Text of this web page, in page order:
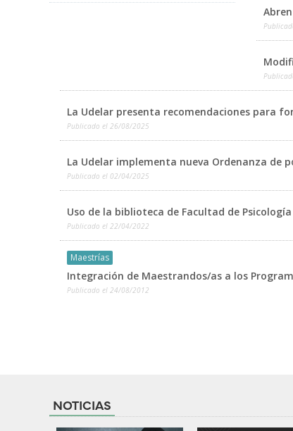
La Udelar presenta recomendaciones para
Publicado el 26/08/2025
La Udelar implementa nueva Ordenanza
Publicado el 02/04/2025
Uso de la biblioteca de Facultad de
Publicado el 22/04/2022
Maestrías
Integración de Maestrandos/as a los
Publicado el 24/08/2012
NOTICIAS